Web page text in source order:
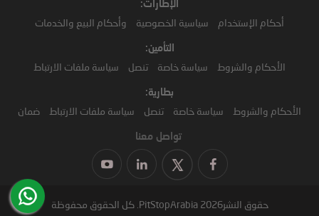
الإطارات:
أحكام الإستخدام سياسية الخصوصية وأحكام البيع والخدمات
التأمين:
الأحكام والشروط سياسة خاصة تنصل سياسة ملفات الارتباط
بطارية:
الأحكام والشروط سياسة خاصة تنصل سياسة ملفات الارتباط ضمان
تواصل معنا
حقوق النشر2026 PitStopArabia. كل الحقوق محفوظة